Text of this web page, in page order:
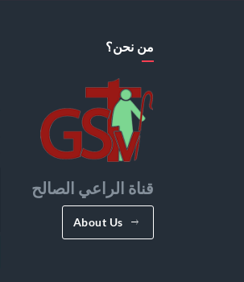
من نحن؟
قناة الراعي الصالح
About Us